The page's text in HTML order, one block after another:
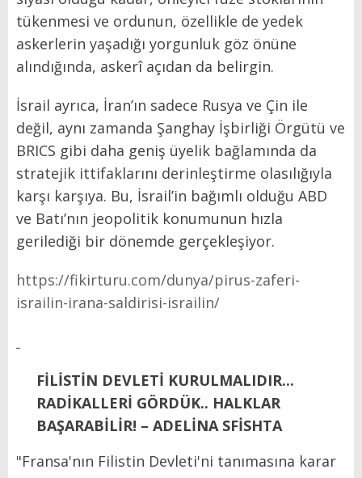
tükenmesi ve ordunun, özellikle de yedek
askerlerin yaşadığı yorgunluk göz önüne
alındığında, askerî açıdan da belirgin.
İsrail ayrıca, İran’ın sadece Rusya ve Çin ile
değil, aynı zamanda Şanghay İşbirliği Örgütü ve
BRICS gibi daha geniş üyelik bağlamında da
stratejik ittifaklarını derinleştirme olasılığıyla
karşı karşıya. Bu, İsrail’in bağımlı olduğu ABD
ve Batı’nın jeopolitik konumunun hızla
gerilediği bir dönemde gerçekleşiyor.
https://fikirturu.com/dunya/pirus-zaferi-
israilin-irana-saldirisi-israilin/
FİLİSTİN DEVLETİ KURULMALIDIR...
RADİKALLERİ GÖRDÜK.. HALKLAR
BAŞARABİLİR! – ADELİNA SFİSHTA
"Fransa'nın Filistin Devleti'ni tanımasına karar